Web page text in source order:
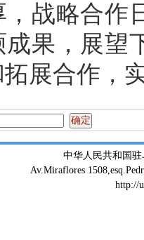
战略合作
果，展望
展合作，
中华人民共和国
Av.Miraflores
http://